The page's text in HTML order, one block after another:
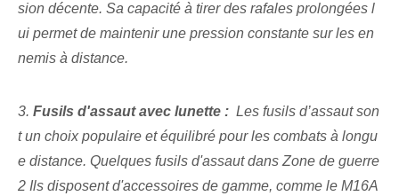
sion décente. Sa capacité à tirer des rafales prolongées l
ui permet de maintenir une pression constante sur les en
nemis à distance.
3.⁢ Fusils d'assaut avec lunette : ⁣ Les fusils d’assaut son
t un choix populaire et équilibré pour les combats à longu
e distance. Quelques fusils d'assaut dans Zone de guerre
2 Ils disposent d'accessoires de gamme, comme le M16A